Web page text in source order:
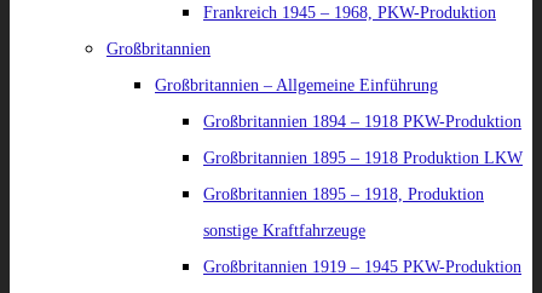
Frankreich 1945 – 1968, PKW-Produktion
Großbritannien
Großbritannien – Allgemeine Einführung
Großbritannien 1894 – 1918 PKW-Produktion
Großbritannien 1895 – 1918 Produktion LKW
Großbritannien 1895 – 1918, Produktion
sonstige Kraftfahrzeuge
Großbritannien 1919 – 1945 PKW-Produktion